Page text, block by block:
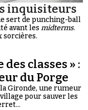
inquisiteurs
sert de punching-ball
avant les midterms.
sorcières.
classes » :
du Porge
Gironde, une rumeur
pour sauver les